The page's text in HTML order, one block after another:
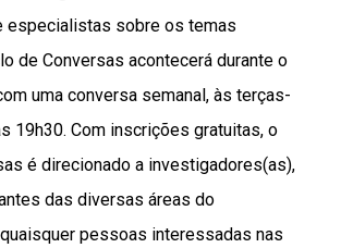
especialistas sobre os temas
de Conversas acontecerá durante o
uma conversa semanal, às terças-
19h30. Com inscrições gratuitas, o
é direcionado a investigadores(as),
das diversas áreas do
pessoas interessadas nas